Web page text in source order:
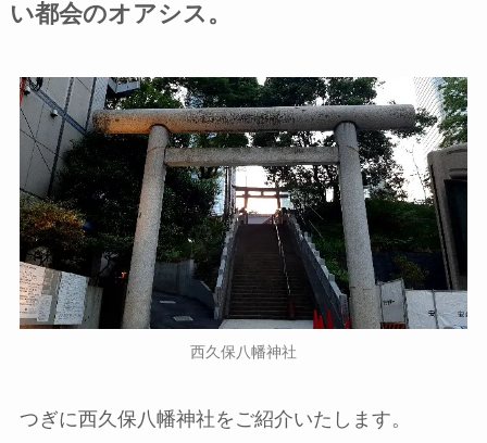
い都会のオアシス。
西久保八幡神社
つぎに西久保八幡神社をご紹介いたします。